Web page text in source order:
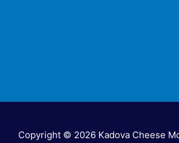
Copyright © 2026 Kadova Cheese